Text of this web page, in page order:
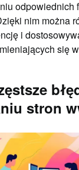
odpowiednich
nim można
i
się
stron